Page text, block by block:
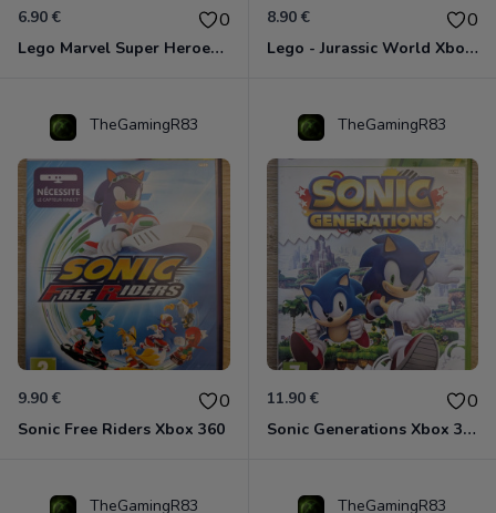
6.90 € 0
Lego Marvel Super Heroes Xbox 360
8.90 € 0
Lego - Jurassic World Xbox 360
TheGamingR83
9.90 € 0
Sonic Free Riders Xbox 360
TheGamingR83
11.90 € 0
Sonic Generations Xbox 360
TheGamingR83 TheGamingR83